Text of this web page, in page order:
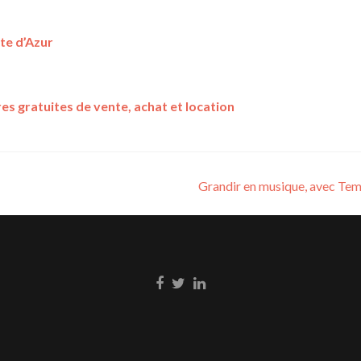
d’Azur
gratuites de vente, achat et location
Grandir en musique, avec